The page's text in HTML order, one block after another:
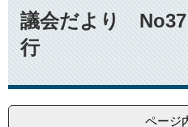
文
議会だより
行
ページ